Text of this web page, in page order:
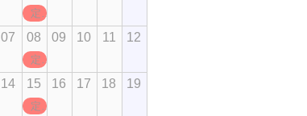
定休日
07 08
定休日
09 10 11 12
14 15
定休日
16 17 18 19